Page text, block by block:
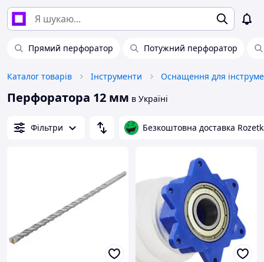
Прямий перфоратор Потужний перфоратор
Каталог товарів Інструменти Оснащення для
Перфоратора 12 мм в Україні
Фільтри Безкоштовна доставка